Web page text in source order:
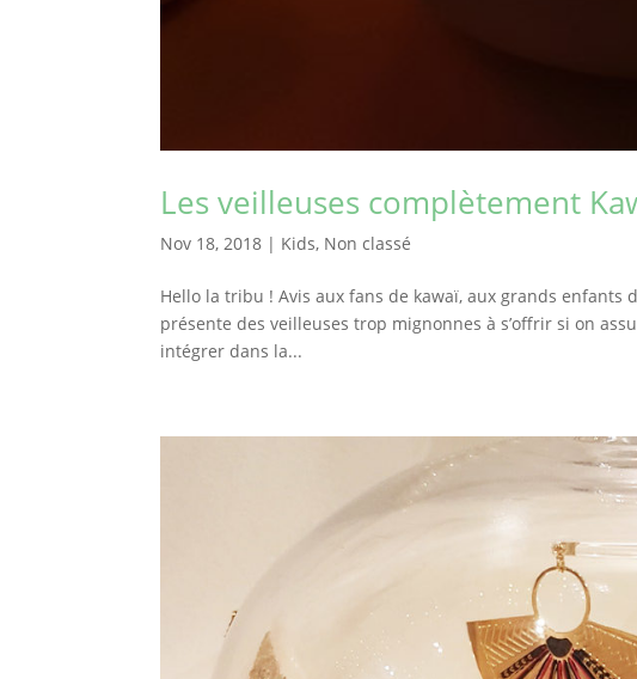
Les veilleuses complètement
Nov 18, 2018 | Kids, Non classé
Hello la tribu ! Avis aux fans de kawaï, aux grands enfants
présente des veilleuses trop mignonnes à s’offrir si on
intégrer dans la...